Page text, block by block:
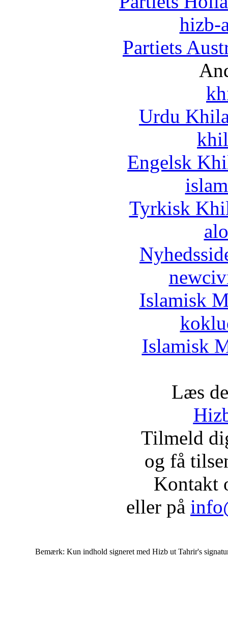
hizb-
Partiets
Urdu
Engelsk
Tyrkisk
Islamisk
Islamisk
Læs
Tilmeld
og få
Kontakt
eller på
Bemærk: Kun indhold signeret med Hizb ut Tahrir's